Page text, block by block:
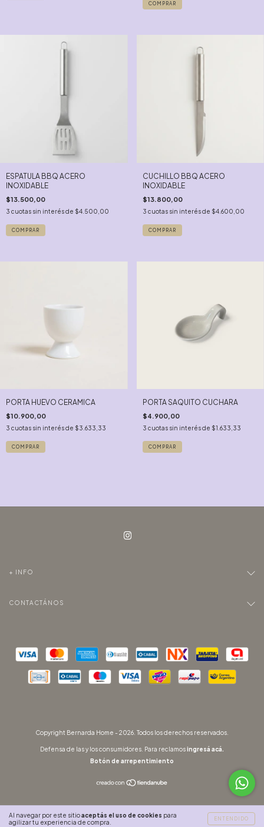
Al navegar por este sitioaceptás el uso de cookies para
agilizar tu experiencia de compra.
ENTENDIDO
ESPATULA BBQ ACERO
INOXIDABLE
$13.500,00
3 cuotas sin interés de $4.500,00
CUCHILLO BBQ ACERO
INOXIDABLE
$13.800,00
3 cuotas sin interés de $4.600,00
PORTA HUEVO CERAMICA
$10.900,00
3 cuotas sin interés de $3.633,33
PORTA SAQUITO CUCHARA
$4.900,00
3 cuotas sin interés de $1.633,33
+ INFO
CONTACTÁNOS
Copyright Bernarda Home - 2026. Todos los derechos reservados.
Defensa de las y los consumidores. Para reclamosingresá acá.
Botón de arrepentimiento